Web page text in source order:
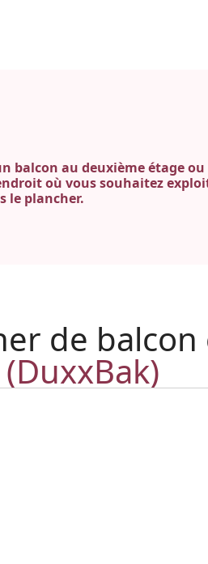
balcon au deuxième étage ou
où vous souhaitez
le plancher.
de